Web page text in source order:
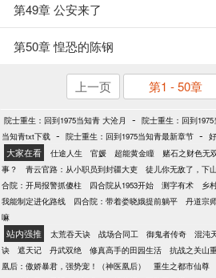
第49章 公安来了
第50章 惶恐的陈钢
上一页 第1 - 50章
院士重生：回到1975当知青 大沧月 - 院士重生：回到
当知青txt下载 - 院士重生：回到1975当知青最新章节 -
大家在看 仕途人生 官媛 超能黄金瞳 赌石之财色无
事？
青云官路：从小职员到封疆大吏 徒儿你无敌了，下
合院：开局报警抓傻柱
四合院从1953开始 测字有术 乡
我能制定进化路线
四合院：带着娄晓娥提前躺平 丹道宗
嘛
站内强推 太荒吞天诀 战场合同工 御鬼者传奇 混沌
诀
遮天记 丹武双绝 修真高手的田园生活 抗战之关山
凰后：傲娇暴君，强势宠！（神医凰后）
重生之都市仙尊